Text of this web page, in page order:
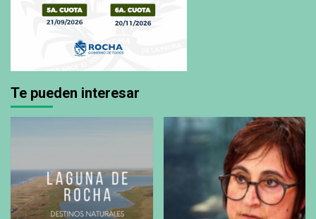
Te pueden interesar